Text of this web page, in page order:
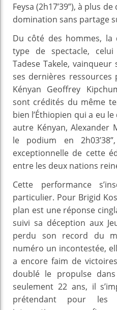
Feysa (2h17’39”), à plus
domination sans partage
Du côté des hommes,
type de spectacle,
Tadese Takele,
ses dernières ressources
Kényan Geoffrey
sont crédités du même
bien l’Éthiopien qui a eu
autre Kényan, Alexander
le podium en
exceptionnelle de cette
entre les deux nations
Cette performance
particulier. Pour Brigid
plan est une réponse
suivi sa déception aux
perdu son record du
numéro un incontestée,
a encore faim de
doublé le propulse
seulement 22 ans, il
prétendant pour les